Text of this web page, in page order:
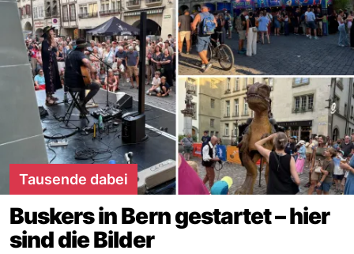
Tausende dabei
Buskers in Bern gestartet – hier
sind die Bilder